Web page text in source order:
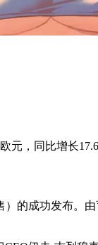
，同比增长
的成功发布。